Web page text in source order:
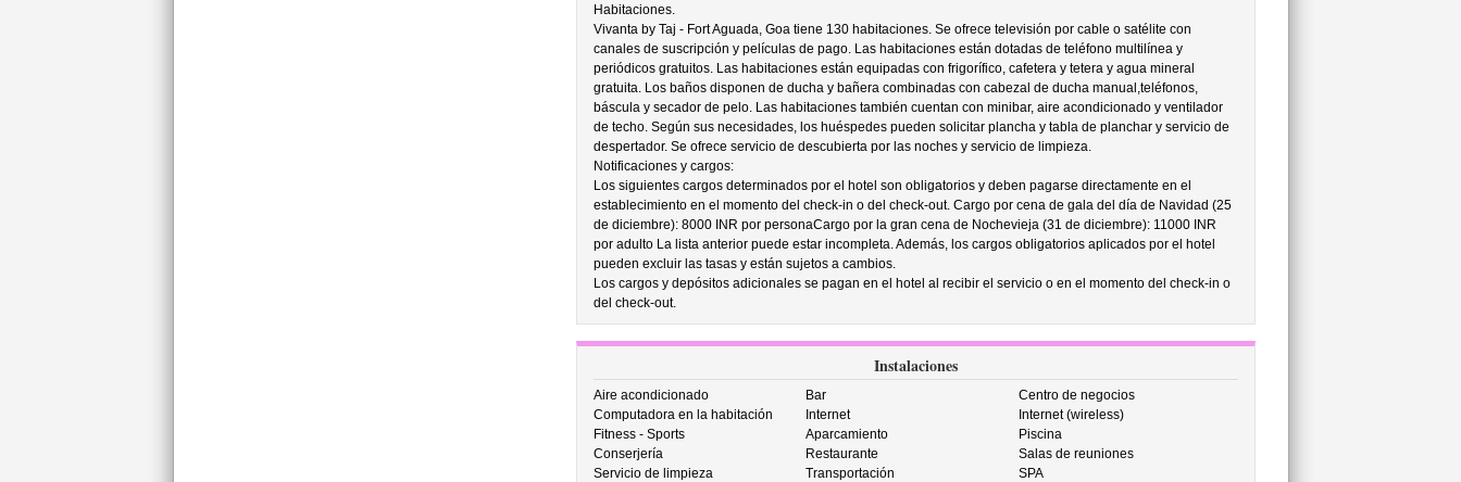
Habitaciones.
Vivanta by Taj - Fort Aguada, Goa tiene 130 habitaciones. Se ofrece televisión por cable o satélite con
canales de suscripción y películas de pago. Las habitaciones están dotadas de teléfono multilínea y
periódicos gratuitos. Las habitaciones están equipadas con frigorífico, cafetera y tetera y agua mineral
gratuita. Los baños disponen de ducha y bañera combinadas con cabezal de ducha manual,teléfonos,
báscula y secador de pelo. Las habitaciones también cuentan con minibar, aire acondicionado y ventilador
de techo. Según sus necesidades, los huéspedes pueden solicitar plancha y tabla de planchar y servicio de
despertador. Se ofrece servicio de descubierta por las noches y servicio de limpieza.
Notificaciones y cargos:
Los siguientes cargos determinados por el hotel son obligatorios y deben pagarse directamente en el
establecimiento en el momento del check-in o del check-out. Cargo por cena de gala del día de Navidad (25
de diciembre): 8000 INR por personaCargo por la gran cena de Nochevieja (31 de diciembre): 11000 INR
por adulto La lista anterior puede estar incompleta. Además, los cargos obligatorios aplicados por el hotel
pueden excluir las tasas y están sujetos a cambios.
Los cargos y depósitos adicionales se pagan en el hotel al recibir el servicio o en el momento del check-in o
del check-out.
Instalaciones
Aire acondicionado Bar
Centro de negocios
Computadora en la habitación
Internet
Internet (wireless)
Fitness - Sports
Aparcamiento
Piscina
Conserjería
Restaurante
Salas de reuniones
Servicio de limpieza
Transportación SPA